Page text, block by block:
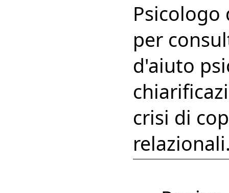
Psicologo
per
d'aiuto
crisi di